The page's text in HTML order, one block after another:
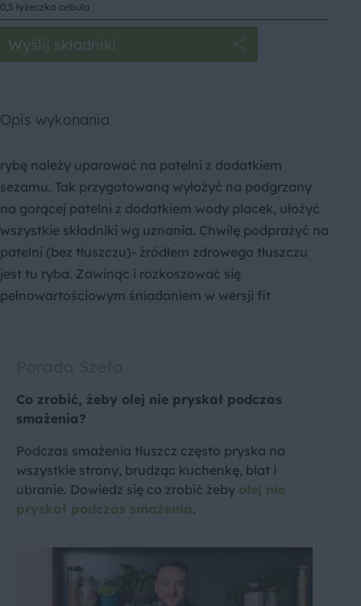
0,5 łyżeczka cebula
Wyślij składniki
Opis wykonania
rybę należy uparować na patelni z dodatkiem
sezamu. Tak przygotowaną wyłożyć na podgrzany
na gorącej patelni z dodatkiem wody placek, ułożyć
wszystkie składniki wg uznania. Chwilę podprażyć na
patelni (bez tłuszczu)- źródłem zdrowego tłuszczu
jest tu ryba. Zawinąc i rozkoszować się
pełnowartościowym śniadaniem w wersji fit
Co zrobić, żeby olej nie pryskał podczas
smażenia?
Podczas smażenia tłuszcz często pryska na
wszystkie strony, brudząc kuchenkę, blat i
ubranie. Dowiedz się co zrobić żeby olej nie
pryskał podczas smażenia.